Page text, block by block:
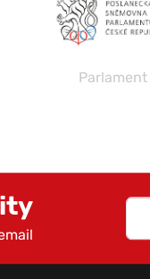
Parlament